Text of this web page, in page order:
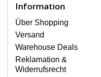
Zu den
gehören
ein geborstenes
Ferner senkrechte
leuchtet nicht, blinkt
ist ungleichmäßig
Information
Über Shopping
Versand
Warehouse Deals
Reklamation &
Widerrufsrecht